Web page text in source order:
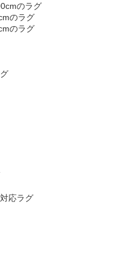
のラグ
のラグ
のラグ
応ラグ